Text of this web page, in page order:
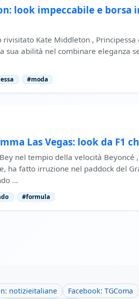
look impeccabile e borsa
rivisitato Kate Middleton ,
sua abilità nel combinare eleganza
#moda
Las Vegas: look da F1
nel tempio della velocità Beyoncé
ha fatto irruzione nel paddock del
…
#formula
notizieitaliane Facebook: TGComa